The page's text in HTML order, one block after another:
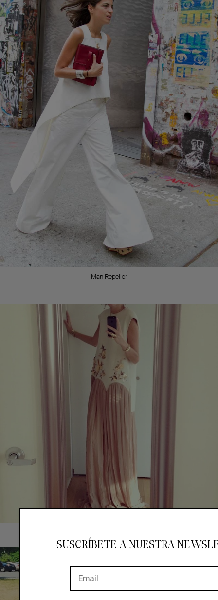
Man Repeller
SUSCRÍBETE A NUESTRA